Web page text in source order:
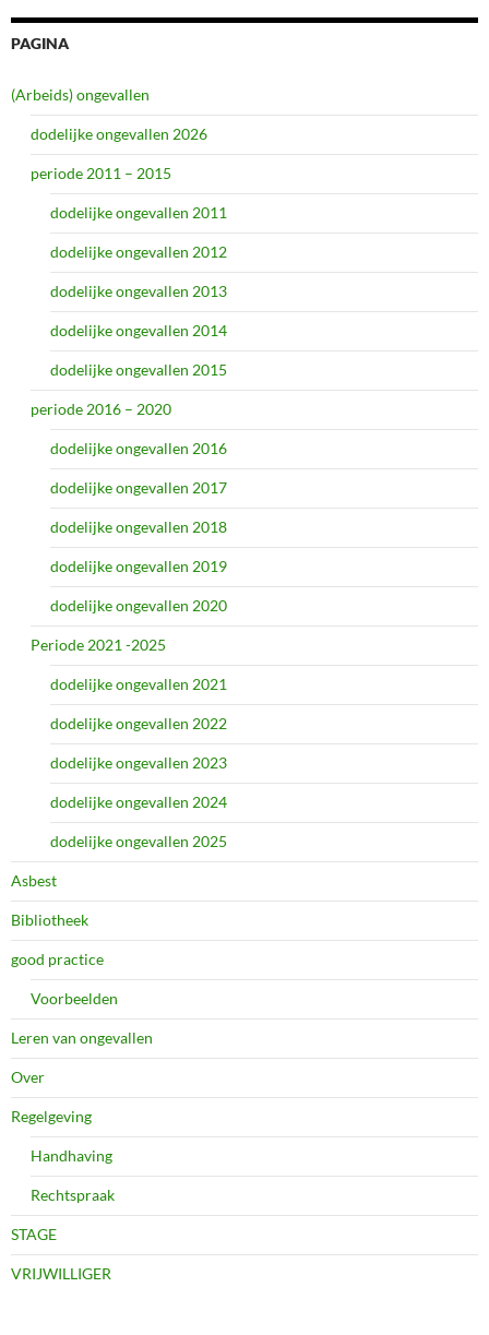
PAGINA
(Arbeids) ongevallen
dodelijke ongevallen 2026
periode 2011 – 2015
dodelijke ongevallen 2011
dodelijke ongevallen 2012
dodelijke ongevallen 2013
dodelijke ongevallen 2014
dodelijke ongevallen 2015
periode 2016 – 2020
dodelijke ongevallen 2016
dodelijke ongevallen 2017
dodelijke ongevallen 2018
dodelijke ongevallen 2019
dodelijke ongevallen 2020
Periode 2021 -2025
dodelijke ongevallen 2021
dodelijke ongevallen 2022
dodelijke ongevallen 2023
dodelijke ongevallen 2024
dodelijke ongevallen 2025
Asbest
Bibliotheek
good practice
Voorbeelden
Leren van ongevallen
Over
Regelgeving
Handhaving
Rechtspraak
STAGE
VRIJWILLIGER